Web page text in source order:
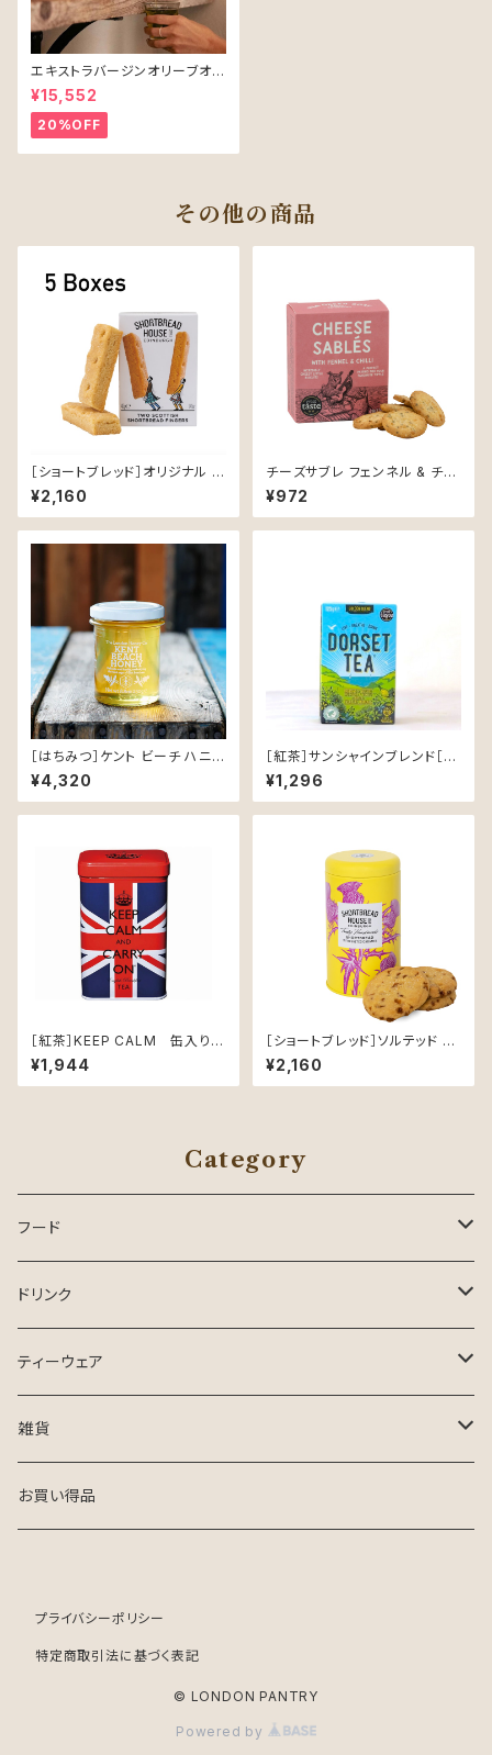
エキストラバージンオリーブオイ
ル［3000ml］【HONEST TOI
L】（卸売り向け）
¥15,552
20%OFF
その他の商品
［ショートブレッド］オリジナル ト
ラディショナルレシピ 40g × 5
箱【SHORTBREAD HOUSE O
F EDINBURGH】
¥2,160
チーズサブレ フェンネル & チリ
【SHORTBREAD HOUSE OF
EDINBURGH】
¥972
［はちみつ］ケント ビーチ ハニー
（250g）【ロンドンハニー】
¥4,320
［紅茶］サンシャインブレンド［テ
ィーバッグ40個入］【DORSET
TEA】
¥1,296
［紅茶］KEEP CALM 缶入り紅
茶（イングリッシュブレックファス
ト）
¥1,944
［ショートブレッド］ソルテッド キ
ャラメル【SHORTBREAD HOU
SE OF EDINBURGH】
¥2,160
Category
フード
ビスケット
SHORTBREAD HOUSE
COFFEE DUNKER
ジャム・マーマレード
はちみつ
LONDON HONEY
オイル
ドリンク
紅茶
GOOD & PROPER TEA
SPILL
DORSET TEA
ハーブティー・デカフェ
GOOD & PROPER TEA
DORSET TEA
コーヒー
ティーウェア
ALI MILLER
MELODY ROSE
雑貨
トートバッグ
ポストカード
お買い得品
プライバシーポリシー
特定商取引法に基づく表記
© LONDON PANTRY
Powered by